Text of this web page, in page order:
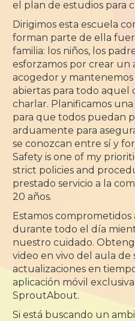
el plan de estudios para
Dirigimos esta escuela
forman parte de ella
familia: los niños, los
esforzamos por crear un
acogedor y
abiertas para todo aquel
charlar. Planificamos
para que todos puedan
arduamente para
se conozcan entre sí y
Safety is one of my
strict policies and
prestado servicio a la
20 años.
Estamos
durante todo el día
nuestro cuidado.
video en vivo del aula de
actualizaciones en
aplicación móvil
SproutAbout.
Si está buscando un